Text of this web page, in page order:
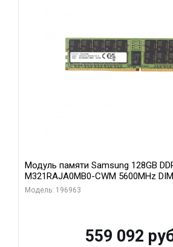
Модуль памяти Samsung 128GB DDR5
M321RAJA0MB0-CWM 5600MHz
ECC
Модель: 196963
559 092